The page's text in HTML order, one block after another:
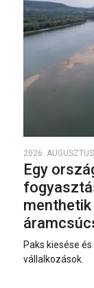
2026.
Egy
Paks kiesése
vállalkozások.